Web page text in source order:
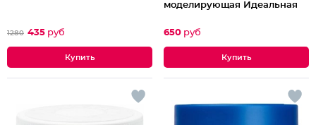
1280 435 руб
моделирующая Идеальная
650 руб